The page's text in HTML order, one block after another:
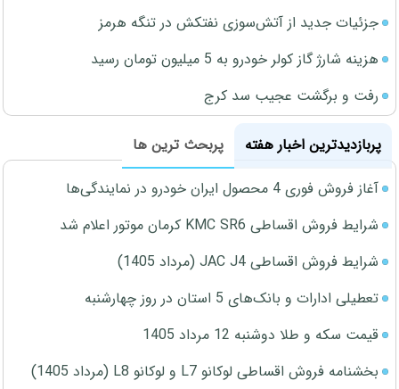
جزئیات جدید از آتش‌سوزی نفتکش در تنگه هرمز
هزینه شارژ گاز کولر خودرو به 5 میلیون تومان رسید
رفت و برگشت عجیب سد کرج
پربازدیدترین اخبار هفته
پربحث ترین ها
آغاز فروش فوری 4 محصول ایران خودرو در نمایندگی‌ها
شرایط فروش اقساطی KMC SR6 کرمان موتور اعلام شد
شرایط فروش اقساطی JAC J4 (مرداد 1405)
تعطیلی ادارات و بانک‌های 5 استان در روز چهارشنبه
قیمت سکه و طلا دوشنبه 12 مرداد 1405
بخشنامه فروش اقساطی لوکانو L7 و لوکانو L8 (مرداد 1405)